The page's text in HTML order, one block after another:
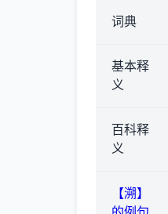
词典
基本释
义
百科释
义
【溯】